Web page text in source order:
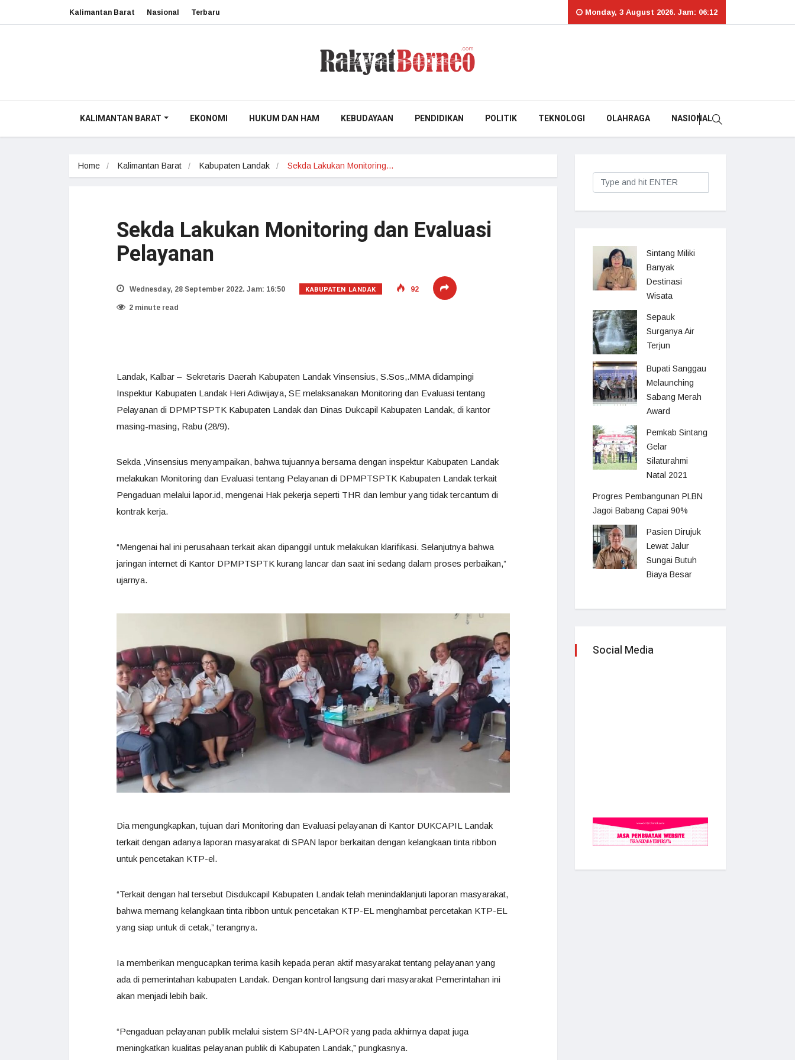
Kalimantan Barat Nasional Terbaru Monday, 3 August 2026. Jam: 06:12
KALIMANTAN BARAT EKONOMI HUKUM DAN HAM KEBUDAYAAN PENDIDIKAN POLITIK TEKNOLOGI OLAHRAGA NASIONAL
Home Kalimantan Barat Kabupaten Landak Sekda Lakukan Monitoring…
Sekda Lakukan Monitoring dan Evaluasi
Pelayanan
Wednesday, 28 September 2022. Jam: 16:50 KABUPATEN LANDAK 92
2 minute read
Landak, Kalbar – Sekretaris Daerah Kabupaten Landak Vinsensius, S.Sos,.MMA didampingi
Inspektur Kabupaten Landak Heri Adiwijaya, SE melaksanakan Monitoring dan Evaluasi tentang
Pelayanan di DPMPTSPTK Kabupaten Landak dan Dinas Dukcapil Kabupaten Landak, di kantor
masing-masing, Rabu (28/9).
Sekda ,Vinsensius menyampaikan, bahwa tujuannya bersama dengan inspektur Kabupaten Landak
melakukan Monitoring dan Evaluasi tentang Pelayanan di DPMPTSPTK Kabupaten Landak terkait
Pengaduan melalui lapor.id, mengenai Hak pekerja seperti THR dan lembur yang tidak tercantum di
kontrak kerja.
“Mengenai hal ini perusahaan terkait akan dipanggil untuk melakukan klarifikasi. Selanjutnya bahwa
jaringan internet di Kantor DPMPTSPTK kurang lancar dan saat ini sedang dalam proses perbaikan,”
ujarnya.
Dia mengungkapkan, tujuan dari Monitoring dan Evaluasi pelayanan di Kantor DUKCAPIL Landak
terkait dengan adanya laporan masyarakat di SPAN lapor berkaitan dengan kelangkaan tinta ribbon
untuk pencetakan KTP-el.
“Terkait dengan hal tersebut Disdukcapil Kabupaten Landak telah menindaklanjuti laporan masyarakat,
bahwa memang kelangkaan tinta ribbon untuk pencetakan KTP-EL menghambat percetakan KTP-EL
yang siap untuk di cetak,” terangnya.
Ia memberikan mengucapkan terima kasih kepada peran aktif masyarakat tentang pelayanan yang
ada di pemerintahan kabupaten Landak. Dengan kontrol langsung dari masyarakat Pemerintahan ini
akan menjadi lebih baik.
“Pengaduan pelayanan publik melalui sistem SP4N-LAPOR yang pada akhirnya dapat juga
meningkatkan kualitas pelayanan publik di Kabupaten Landak,” pungkasnya.
Sintang Miliki
Banyak
Destinasi
Wisata
Sepauk
Surganya Air
Terjun
Bupati Sanggau
Melaunching
Sabang Merah
Award
Pemkab Sintang
Gelar
Silaturahmi
Natal 2021
Progres Pembangunan PLBN
Jagoi Babang Capai 90%
Pasien Dirujuk
Lewat Jalur
Sungai Butuh
Biaya Besar
Social Media